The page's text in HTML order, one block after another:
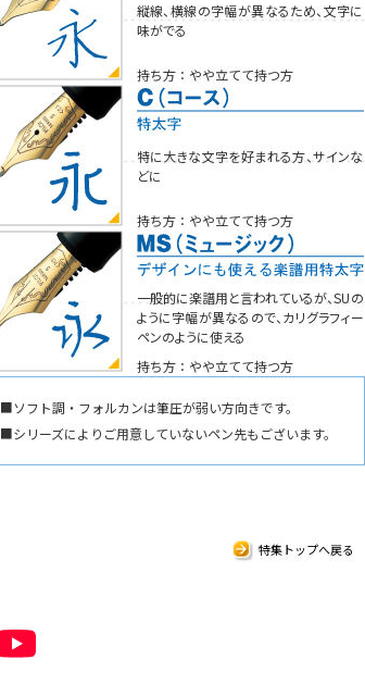
縦線、横線の字幅が異なるため、文字に
味がでる
持ち方：やや立てて持つ方
特に大きな文字を好まれる方、サインな
どに
持ち方：やや立てて持つ方
一般的に楽譜用と言われているが、SUの
ように字幅が異なるので、カリグラフィー
ペンのように使える
持ち方：やや立てて持つ方
■ソフト調・フォルカンは筆圧が弱い方向きです。
■シリーズによりご用意していないペン先もございます。
特集トップへ戻る